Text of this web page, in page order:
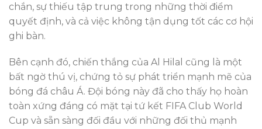
chắn, sự thiếu tập trung trong những thời điểm
quyết định, và cả việc không tận dụng tốt các cơ hội
ghi bàn.
Bên cạnh đó, chiến thắng của Al Hilal cũng là một
bất ngờ thú vị, chứng tỏ sự phát triển mạnh mẽ của
bóng đá châu Á. Đội bóng này đã cho thấy họ hoàn
toàn xứng đáng có mặt tại tứ kết FIFA Club World
Cup và sẵn sàng đối đầu với những đối thủ mạnh